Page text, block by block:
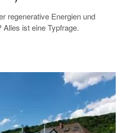
regenerative Energien und
ist eine Typfrage.